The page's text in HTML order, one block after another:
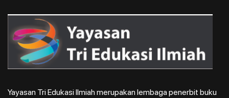
Yayasan Tri Edukasi Ilmiah merupakan lembaga penerbit buku